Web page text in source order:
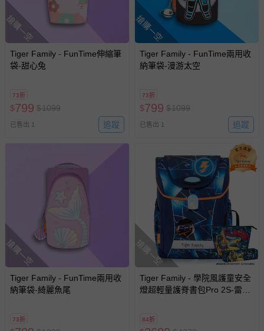
搶購一空
Tiger Family - FunTime伸縮筆
袋-甜心兔
73折
$799 $1099
已售出 1 追蹤
搶購一空
Tiger Family - FunTime兩用收
納筆袋-漫游太空
73折
$799 $1099
已售出 1 追蹤
搶購一空
Tiger Family - FunTime兩用收
納筆袋-綺麗魚尾
73折
搶購一空
Tiger Family - 學院風護童安全
燈超輕量護脊書包Pro 2S-雷電
以其他樣式替代 不另行通知
84折